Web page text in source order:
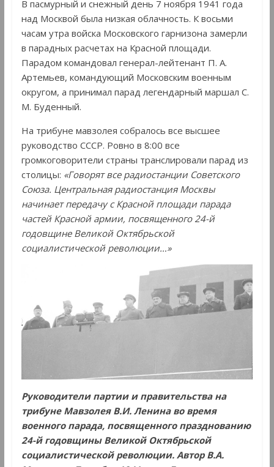
В пасмурный и снежный день 7 ноября 1941 года
над Москвой была низкая облачность. К восьми
часам утра войска Московского гарнизона замерли
в парадных расчетах на Красной площади.
Парадом командовал генерал-лейтенант П. А.
Артемьев, командующий Московским военным
округом, а принимал парад легендарный маршал С.
М. Буденный.
На трибуне мавзолея собралось все высшее
руководство СССР. Ровно в 8:00 все
громкоговорители страны транслировали парад из
столицы: «Говорят все радиостанции Советского
Союза. Центральная радиостанция Москвы
начинает передачу с Красной площади парада
частей Красной армии, посвященного 24-й
годовщине Великой Октябрьской
социалистической революции…»
Руководители партии и правительства на
трибуне Мавзолея В.И. Ленина во время
военного парада, посвященного празднованию
24-й годовщины Великой Октябрьской
социалистической революции. Автор В.А.